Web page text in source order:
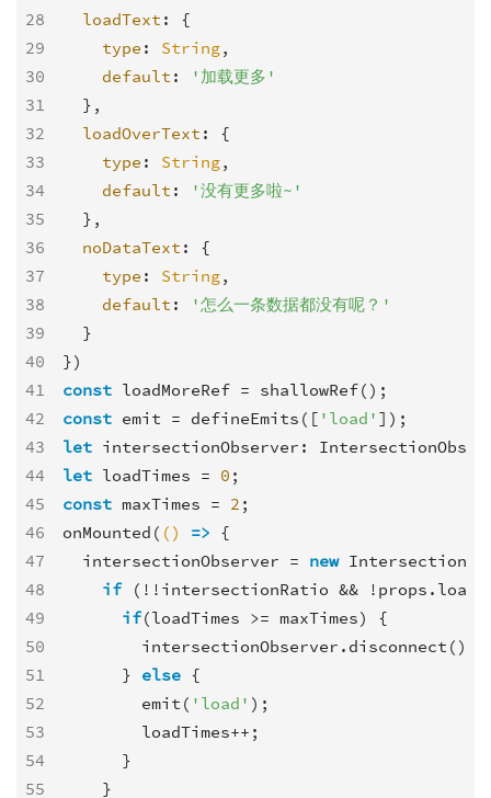
28
29
30
31
32
33
34
35
36
37
38
39
40
41
42
43
44
45
46
47
48
49
50
51
52
53
54
55
loadText : {
type : String,
default :
'加载更多'
  },
loadOverText : {
type : String,
default :
'没有更多啦~'
  },
noDataText : {
type : String,
default :
'怎么一条数据都没有呢？'
  }
const
const emit = defineEmits([ 'load'
let
let loadTimes = 0
const maxTimes = 2 ;
onMounted( () => {
  intersectionObserver =
new
if (!!intersectionRatio &&
if(loadTimes >= maxTimes) {
        intersectionObserver.disconnect();
      }
else {
        emit(
'load' );
        loadTimes++;
      }
    }